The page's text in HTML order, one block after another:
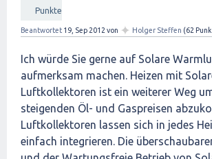
Punkte
Beantwortet 19, Sep 2012 von ✦ Holger Steffen (62
Ich würde Sie gerne auf Solare
aufmerksam machen. Heizen mit
Luftkollektoren ist ein weiterer Weg
steigenden Öl- und Gaspreisen
Luftkollektoren lassen sich in jedes
einfach integrieren. Die